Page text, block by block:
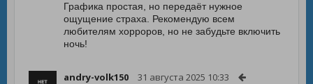
Графика простая, но передаёт нужное
ощущение страха. Рекомендую всем
любителям хорроров, но не забудьте включить
ночь!
andry-volk150 31 августа 2025 10:33